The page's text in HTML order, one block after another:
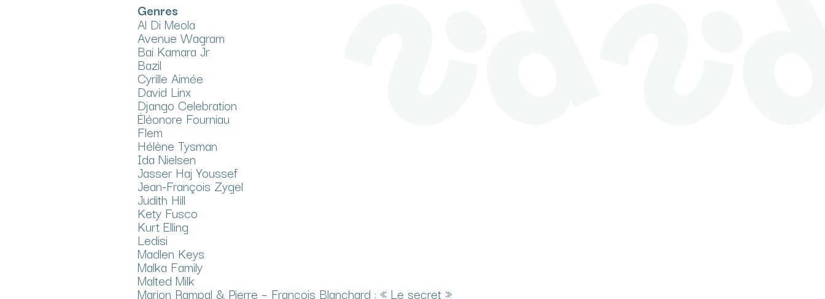
Genres
Al Di Meola
Avenue Wagram
Bai Kamara Jr
Bazil
Cyrille Aimée
David Linx
Django Celebration
Éléonore Fourniau
Flem
Hélène Tysman
Ida Nielsen
Jasser Haj Youssef
Jean-François Zygel
Judith Hill
Kety Fusco
Kurt Elling
Ledisi
Madlen Keys
Malka Family
Malted Milk
Marion Rampal & Pierre – François Blanchard : « Le secret »